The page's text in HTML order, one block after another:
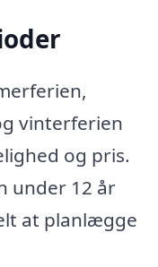
vinterferien
og pris.
under 12 år
at planlægge